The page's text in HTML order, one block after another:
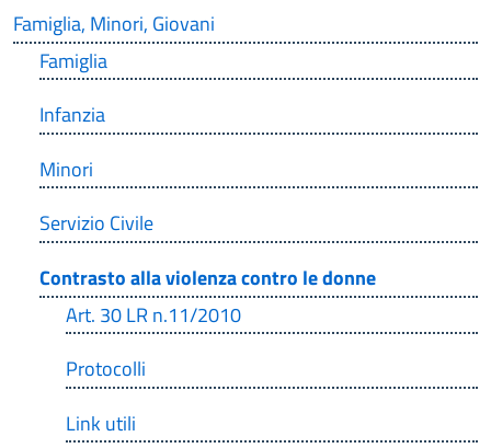
Famiglia, Minori, Giovani
Famiglia
Infanzia
Minori
Servizio Civile
Contrasto alla violenza contro le donne
Art. 30 LR n.11/2010
Protocolli
Link utili